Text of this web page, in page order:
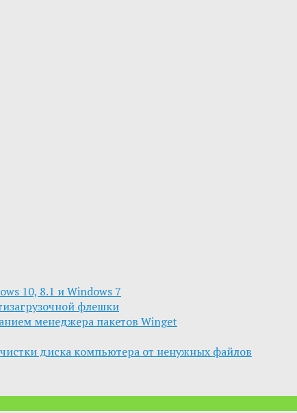
10, 8.1 и Windows 7
флешки
менеджера пакетов Winget
диска компьютера от ненужных файлов